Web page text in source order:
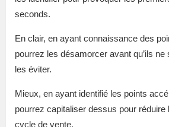
seconds.
En clair, en ayant connaissance des
pourrez les désamorcer avant qu’ils ne
les éviter.
Mieux, en ayant identifié les points
pourrez capitaliser dessus pour réduire
cycle de vente.